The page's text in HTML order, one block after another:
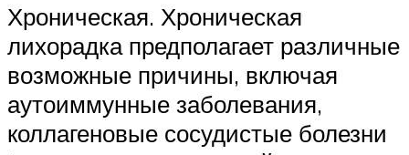
Хроническая. Хроническая
лихорадка предполагает различные
возможные причины, включая
аутоиммунные заболевания,
коллагеновые сосудистые болезни